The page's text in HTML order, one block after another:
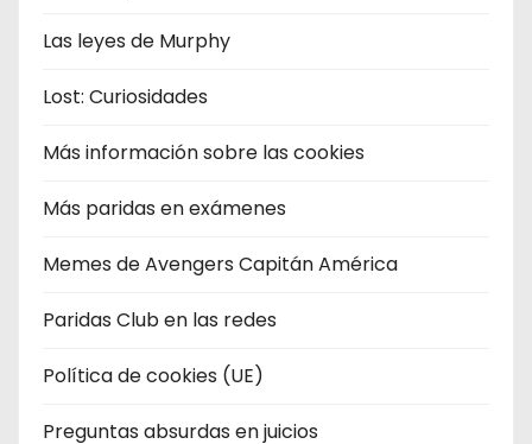
Las leyes de Murphy
Lost: Curiosidades
Más información sobre las cookies
Más paridas en exámenes
Memes de Avengers Capitán América
Paridas Club en las redes
Política de cookies (UE)
Preguntas absurdas en juicios